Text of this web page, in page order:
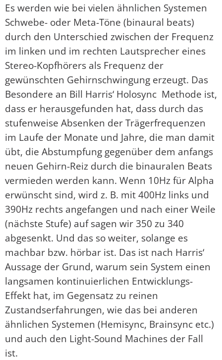
Es werden wie bei vielen ähnlichen Systemen
Schwebe- oder Meta-Töne (binaural beats)
durch den Unterschied zwischen der Frequenz
im linken und im rechten Lautsprecher eines
Stereo-Kopfhörers als Frequenz der
gewünschten Gehirnschwingung erzeugt. Das
Besondere an Bill Harris‘ Holosync Methode ist,
dass er herausgefunden hat, dass durch das
stufenweise Absenken der Trägerfrequenzen
im Laufe der Monate und Jahre, die man damit
übt, die Abstumpfung gegenüber dem anfangs
neuen Gehirn-Reiz durch die binauralen Beats
vermieden werden kann. Wenn 10Hz für Alpha
erwünscht sind, wird z. B. mit 400Hz links und
390Hz rechts angefangen und nach einer Weile
(nächste Stufe) auf sagen wir 350 zu 340
abgesenkt. Und das so weiter, solange es
machbar bzw. hörbar ist. Das ist nach Harris‘
Aussage der Grund, warum sein System einen
langsamen kontinuierlichen Entwicklungs-
Effekt hat, im Gegensatz zu reinen
Zustandserfahrungen, wie das bei anderen
ähnlichen Systemen (Hemisync, Brainsync etc.)
und auch den Light-Sound Machines der Fall
ist.